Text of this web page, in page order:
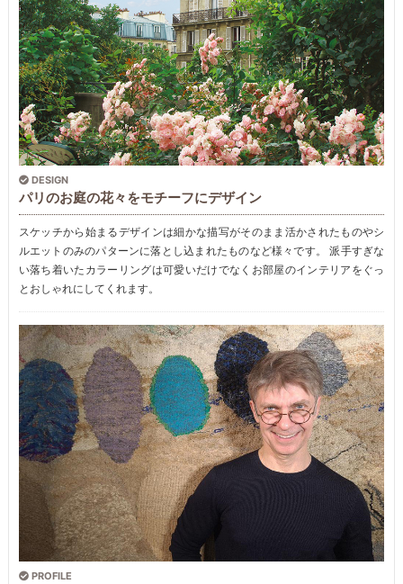
DESIGN
パリのお庭の花々をモチーフにデザイン
スケッチから始まるデザインは細かな描写がそのまま活かされたものやシ
ルエットのみのパターンに落とし込まれたものなど様々です。 派手すぎな
い落ち着いたカラーリングは可愛いだけでなくお部屋のインテリアをぐっ
とおしゃれにしてくれます。
PROFILE